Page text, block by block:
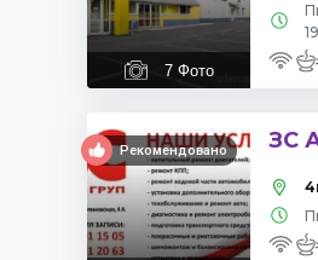
7 Фото
Рекомендовано ЗС